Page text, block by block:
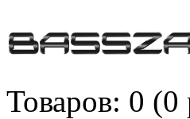
Товаров: 0 (0